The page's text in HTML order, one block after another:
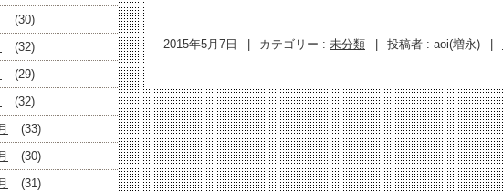
2015年5月7日 カテゴリー : 未分類 投稿者 : aoi(増永)
(30)
(32)
(29)
(32)
(33)
(30)
(31)